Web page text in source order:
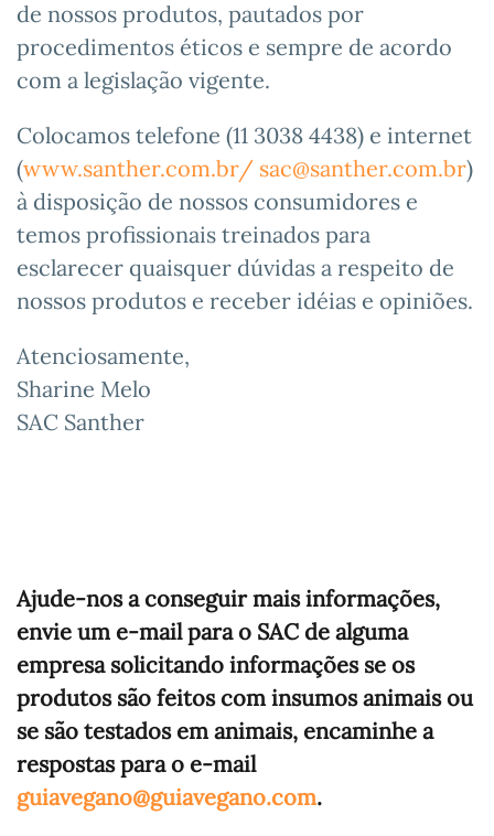
de nossos produtos, pautados por
procedimentos éticos e sempre de acordo
com a legislação vigente.
Colocamos telefone (11 3038 4438) e internet
(www.santher.com.br/ sac@santher.com.br)
à disposição de nossos consumidores e
temos profissionais treinados para
esclarecer quaisquer dúvidas a respeito de
nossos produtos e receber idéias e opiniões.
Atenciosamente,
Sharine Melo
SAC Santher
Ajude-nos a conseguir mais informações,
envie um e-mail para o SAC de alguma
empresa solicitando informações se os
produtos são feitos com insumos animais ou
se são testados em animais, encaminhe a
respostas para o e-mail
guiavegano@guiavegano.com.